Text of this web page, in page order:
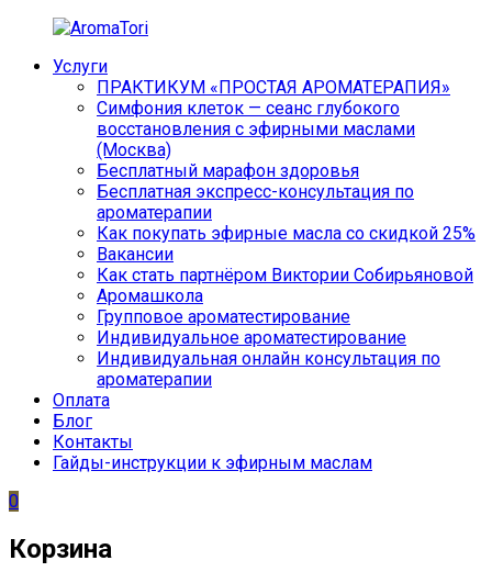
Перейти
содержимому
AromaTori
Эфирные
Услуги
ПРАКТИКУМ «ПРОСТАЯ АРОМАТЕРАПИЯ»
Симфония клеток — сеанс глубокого
восстановления с эфирными маслами
(Москва)
Бесплатный марафон здоровья
Бесплатная экспресс-консультация по
ароматерапии
Как покупать эфирные масла со скидкой 25%
Вакансии
Как стать партнёром Виктории Собирьяновой
Аромашкола
Групповое ароматестирование
Индивидуальное ароматестирование
Индивидуальная онлайн консультация по
ароматерапии
Оплата
Блог
Контакты
Гайды-инструкции к эфирным маслам
0
Корзина